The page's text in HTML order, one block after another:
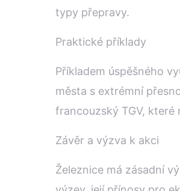
typy přepravy.
Praktické příklady
Příkladem úspěšného
města s extrémní
francouzský TGV, které
Závěr a výzva k akci
Železnice má zásadní